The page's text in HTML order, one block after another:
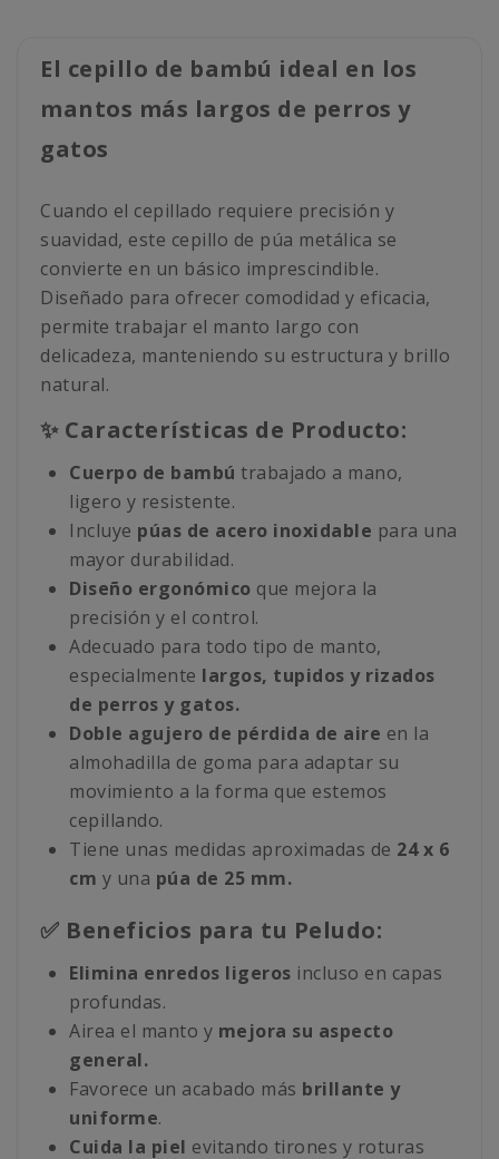
El cepillo de bambú ideal en los
mantos más largos de perros y
gatos
Cuando el cepillado requiere precisión y
suavidad, este cepillo de púa metálica se
convierte en un básico imprescindible.
Diseñado para ofrecer comodidad y eficacia,
permite trabajar el manto largo con
delicadeza, manteniendo su estructura y brillo
natural.
✨ Características de Producto:
Cuerpo de bambú trabajado a mano,
ligero y resistente.
Incluye púas de acero inoxidable para una
mayor durabilidad.
Diseño ergonómico que mejora la
precisión y el control.
Adecuado para todo tipo de manto,
especialmente largos, tupidos y rizados
de perros y gatos.
Doble agujero de pérdida de aire en la
almohadilla de goma para adaptar su
movimiento a la forma que estemos
cepillando.
Tiene unas medidas aproximadas de 24 x 6
cm y una púa de 25 mm.
✅ Beneficios para tu Peludo:
Elimina enredos ligeros incluso en capas
profundas.
Airea el manto y mejora su aspecto
general.
Favorece un acabado más brillante y
uniforme.
Cuida la piel evitando tirones y roturas